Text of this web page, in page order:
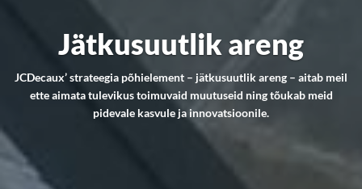
Jätkusuutlik areng
JCDecaux’ strateegia põhielement – jätkusuutlik areng – aitab meil
ette aimata tulevikus toimuvaid muutuseid ning tõukab meid
pidevale kasvule ja innovatsioonile.